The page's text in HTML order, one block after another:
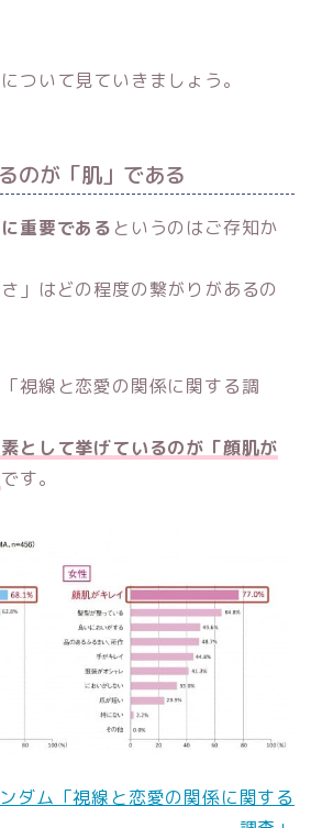
ついて見ていきましょう。
のが「肌」である
重要である というのはご存知か
」はどの程度の繋がりがあるの
視線と恋愛の関係に関する調
として挙げているのが「顔肌が
です。
ダム「視線と恋愛の関係に関する